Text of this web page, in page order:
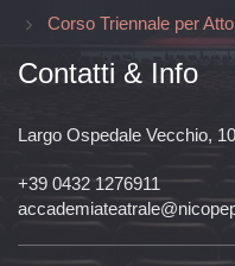
Corso Triennale per
Contatti & Info
Largo Ospedale Vecchio,
+39 0432 1276911